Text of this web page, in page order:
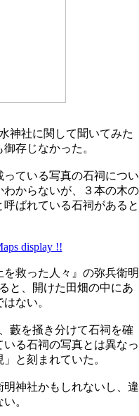
神社に関して聞いてみた
存じなかった。
ている写真の石祠につい
からないが、３本の木の
ばれている石祠があると
を救った人々』の弥兵衛明
と、開けた田畑の中にあ
ない。
藪を掻き分けて石祠を確
る石祠の写真とは異なっ
と刻まれていた。
神社かもしれないし、違
。